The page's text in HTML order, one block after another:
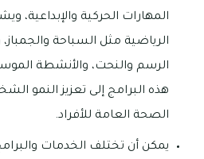
المهارات الحركية والإبداعية،
الرياضية مثل السباحة
الرسم والنحت، والأنشطة
هذه البرامج إلى تعزيز النمو
الصحة العامة للأفراد.
يمكن أن تختلف الخدمات